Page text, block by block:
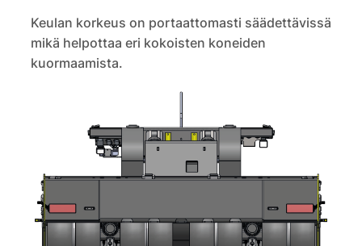
Keulan korkeus on portaattomasti säädettävissä‭
mikä helpottaa eri kokoisten koneiden
kuormaamista.